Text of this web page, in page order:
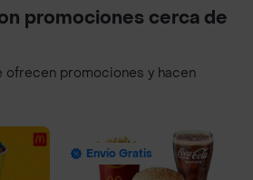
promociones cerca de
ofrecen promociones y hacen
Envío Gratis